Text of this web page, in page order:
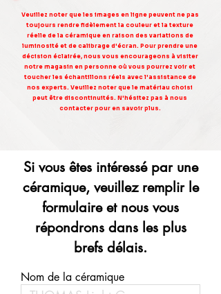
Veuillez noter que les images en ligne peuvent ne pas
toujours rendre fidèlement la couleur et la texture
réelle de la céramique en raison des variations de
luminosité et de calibrage d'écran. Pour prendre une
décision éclairée, nous vous encourageons à visiter
notre magasin en personne où vous pourrez voir et
toucher les échantillons réels avec l'assistance de
nos experts. Veuillez noter que le matériau choisi
peut être discontinuités. N'hésitez pas à nous
contacter pour en savoir plus.
Si vous êtes intéressé par une
céramique, veuillez remplir le
formulaire et nous vous
répondrons dans les plus
brefs délais.
Nom de la céramique